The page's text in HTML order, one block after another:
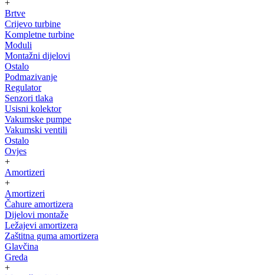
+
Brtve
Crijevo turbine
Kompletne turbine
Moduli
Montažni dijelovi
Ostalo
Podmazivanje
Regulator
Senzori tlaka
Usisni kolektor
Vakumske pumpe
Vakumski ventili
Ostalo
Ovjes
+
Amortizeri
+
Amortizeri
Čahure amortizera
Dijelovi montaže
Ležajevi amortizera
Zaštitna guma amortizera
Glavčina
Greda
+